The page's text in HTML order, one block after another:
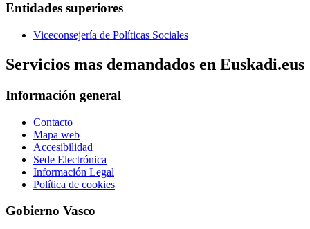
Entidades superiores
Viceconsejería de Políticas Sociales
Servicios mas demandados en Euskadi.eus
Información general
Contacto
Mapa web
Accesibilidad
Sede Electrónica
Información Legal
Política de cookies
Gobierno Vasco